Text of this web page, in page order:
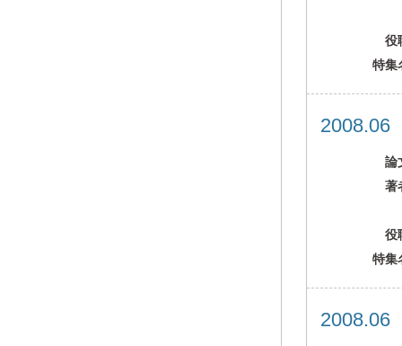
役
特集
論
著
役
特集